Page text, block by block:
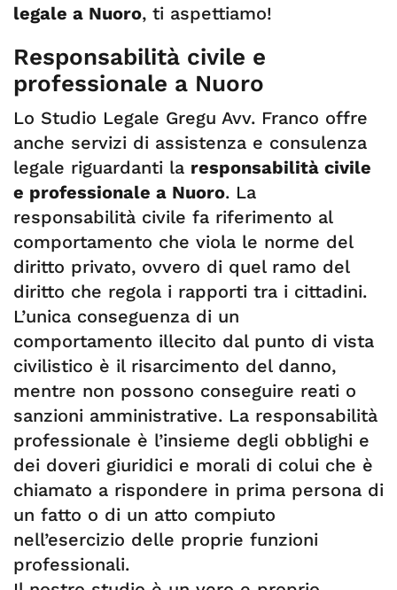
legale a Nuoro, ti aspettiamo!
Responsabilità civile e
professionale a Nuoro
Lo Studio Legale Gregu Avv. Franco offre
anche servizi di assistenza e consulenza
legale riguardanti la responsabilità civile
e professionale a Nuoro. La
responsabilità civile fa riferimento al
comportamento che viola le norme del
diritto privato, ovvero di quel ramo del
diritto che regola i rapporti tra i cittadini.
L’unica conseguenza di un
comportamento illecito dal punto di vista
civilistico è il risarcimento del danno,
mentre non possono conseguire reati o
sanzioni amministrative. La responsabilità
professionale è l’insieme degli obblighi e
dei doveri giuridici e morali di colui che è
chiamato a rispondere in prima persona di
un fatto o di un atto compiuto
nell’esercizio delle proprie funzioni
professionali.